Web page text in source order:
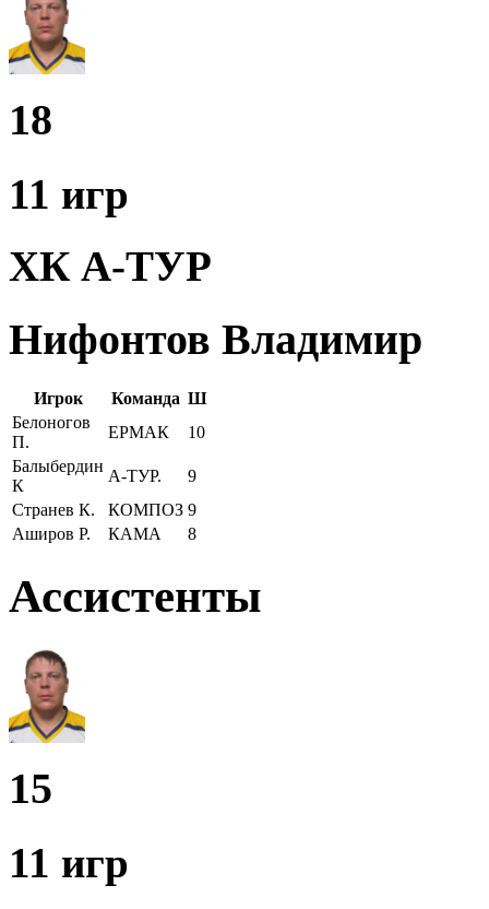
18
11 игр
ХК А-ТУР
Нифонтов Владимир
Игрок Команда Ш
Белоногов
П.
ЕРМАК
10
Балыбердин
К
А-ТУР.
9
Странев К.
КОМПОЗ 9
Аширов Р.
КАМА 8
Ассистенты
15
11 игр